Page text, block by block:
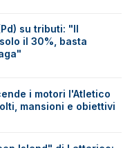
su tributi: "Il
il 30%, basta
i motori l'Atletico
mansioni e obiettivi